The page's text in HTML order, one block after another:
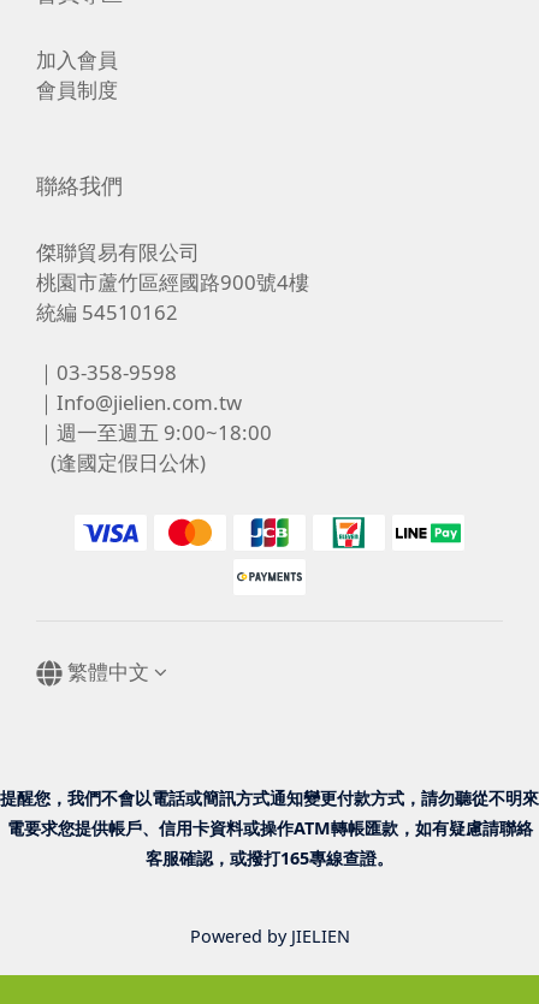
加入會員
會員制度
聯絡我們
傑聯貿易有限公司
桃園市蘆竹區經國路900號4樓
統編 54510162
｜03-358-9598
｜Info@jielien.com.tw
｜週一至週五 9:00~18:00
(逢國定假日公休)
繁體中文
提醒您，我們不會以電話或簡訊方式通知變更付款方式，請勿聽從不明來
電要求您提供帳戶、信用卡資料或操作ATM轉帳匯款，如有疑慮請聯絡
客服確認，或撥打165專線查證。
Powered by JIELIEN